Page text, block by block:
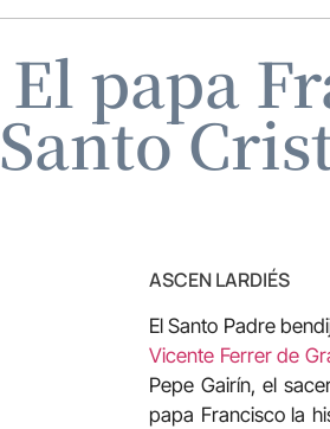
El papa
Santo
ASCEN LARDIÉS
El Santo Padre
Vicente Ferrer de
Pepe Gairín, el
papa Francisco la